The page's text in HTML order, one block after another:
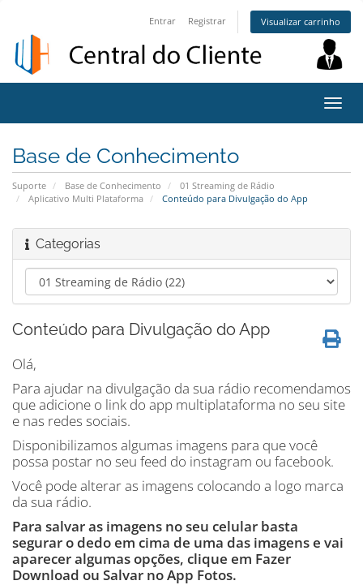
Entrar Registrar Visualizar carrinho
Base de Conhecimento
Suporte Base de Conhecimento
01 Streaming de Rádio
Aplicativo Multi Plataforma
Conteúdo para Divulgação do App
Categorias
Conteúdo para Divulgação do App
Olá,
Para ajudar na divulgação da sua rádio recomendamos
que adicione o link do app multiplataforma no seu site
e nas redes sociais.
Disponibilizamos algumas imagens para que você
possa postar no seu feed do instagram ou facebook.
Você pode alterar as imagens colocando a logo marca
da sua rádio.
Para salvar as imagens no seu celular basta
segurar o dedo em cima de uma das imagens e vai
aparecer algumas opções, clique em Fazer
Download ou Salvar no App Fotos.